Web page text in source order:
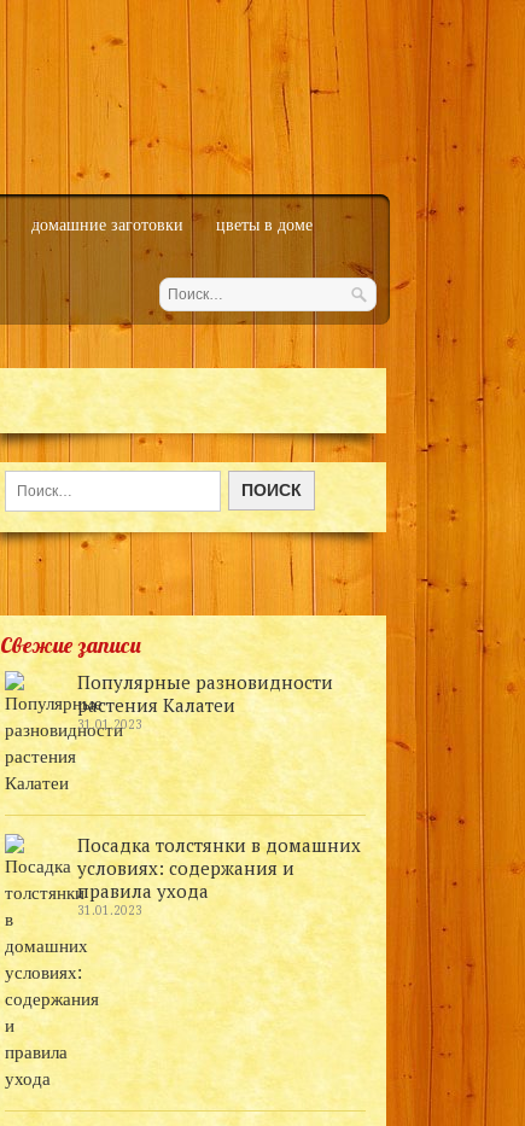
домашние заготовки
цветы в доме
Свежие записи
Популярные разновидности
растения Калатеи
31.01.2023
Посадка толстянки в домашних
условиях: содержания и
правила ухода
31.01.2023